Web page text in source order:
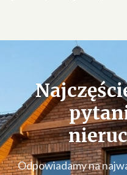
Odpowiadamy na